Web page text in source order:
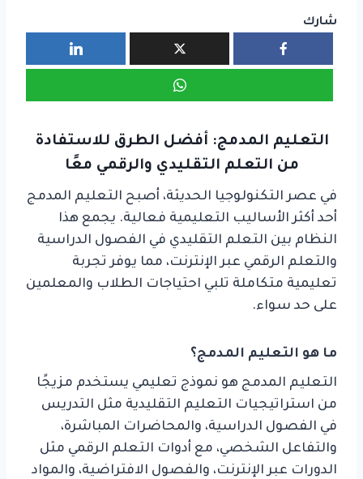
شارك
التعليم المدمج: أفضل الطرق للاستفادة
من التعلم التقليدي والرقمي معًا
في عصر التكنولوجيا الحديثة، أصبح التعليم المدمج
أحد أكثر الأساليب التعليمية فعالية. يجمع هذا
النظام بين التعلم التقليدي في الفصول الدراسية
والتعلم الرقمي عبر الإنترنت، مما يوفر تجربة
تعليمية متكاملة تلبي احتياجات الطلاب والمعلمين
على حد سواء.
ما هو التعليم المدمج؟
التعليم المدمج هو نموذج تعليمي يستخدم مزيجًا
من استراتيجيات التعليم التقليدية مثل التدريس
في الفصول الدراسية، والمحاضرات المباشرة،
والتفاعل الشخصي، مع أدوات التعلم الرقمي مثل
الدورات عبر الإنترنت، والفصول الافتراضية، والمواد